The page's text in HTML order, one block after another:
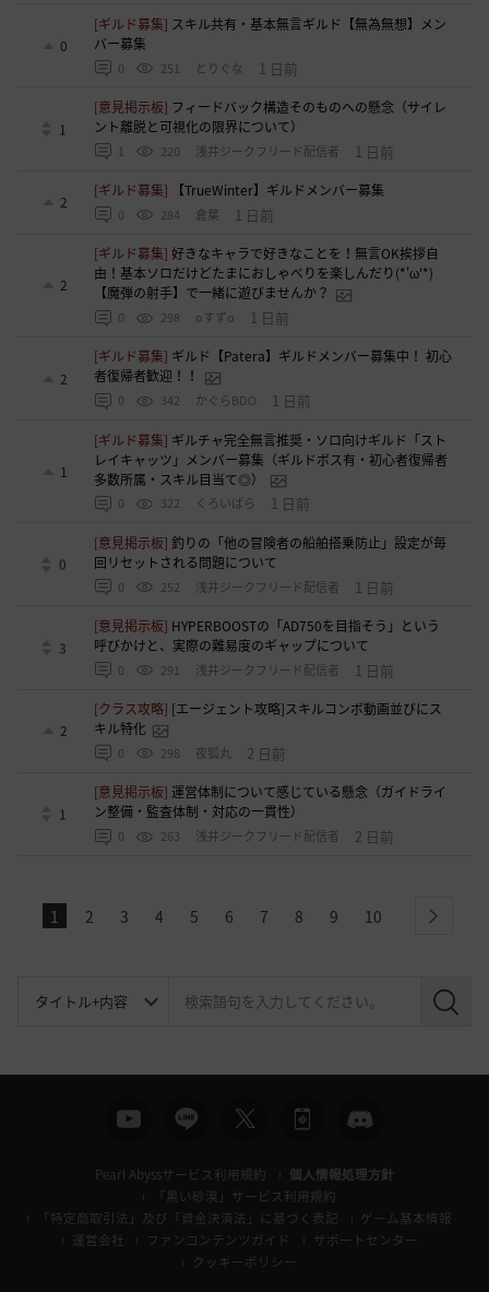
0
[ギルド募集] スキル共有・基本無言ギルド【無為無想】メン
バー募集
0 251 とりぐな 1 日前
1
[意見掲示板] フィードバック構造そのものへの懸念（サイレ
ント離脱と可視化の限界について）
1 220 浅井ジークフリード配信者 1 日前
2
[ギルド募集] 【TrueWinter】ギルドメンバー募集
0 284 倉葉 1 日前
2
[ギルド募集]好きなキャラで好きなことを！無言OK挨拶自
由！基本ソロだけどたまにおしゃべりを楽しんだり(*'ω'*)
【魔弾の射手】で一緒に遊びませんか？
0 298 oすずo 1 日前
2
[ギルド募集] ギルド【Patera】ギルドメンバー募集中！ 初心
者復帰者歓迎！！
0 342 かぐらBDO 1 日前
1
[ギルド募集] ギルチャ完全無言推奨・ソロ向けギルド「スト
レイキャッツ」メンバー募集（ギルドボス有・初心者復帰者
多数所属・スキル目当て◎）
0 322 くろいばら 1 日前
0
[意見掲示板]釣りの「他の冒険者の船舶搭乗防止」設定が毎
回リセットされる問題について
0 252 浅井ジークフリード配信者 1 日前
3
[意見掲示板] HYPERBOOSTの「AD750を目指そう」という
呼びかけと、実際の難易度のギャップについて
0 291 浅井ジークフリード配信者 1 日前
2
[クラス攻略] [エージェント攻略]スキルコンボ動画並びにス
キル特化
0 298 夜狐丸 2 日前
1
[意見掲示板]運営体制について感じている懸念（ガイドライ
ン整備・監査体制・対応の一貫性）
0 263 浅井ジークフリード配信者 2 日前
1 2 3 4 5 6 7 8 9 10 next
検
Pearl Abyssサービス利用規約
個人情報処理方針
「黒い砂漠」サービス利用規約
「特定商取引法」及び「資金決済法」に基づく表記
ゲーム基本情報
運営会社
ファンコンテンツガイド
サポートセンター
クッキーポリシー